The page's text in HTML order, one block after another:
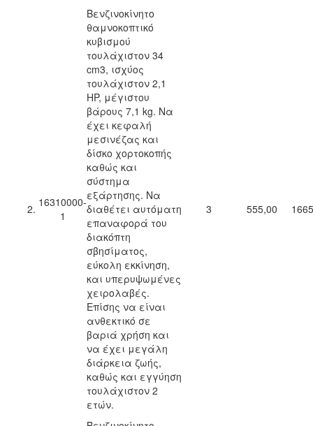
2. 16310000-
1
Βενζινοκίνητο
θαμνοκοπτικό
κυβισμού
τουλάχιστον 34
cm3, ισχύος
τουλάχιστον 2,1
HP, μέγιστου
βάρους 7,1 kg. Να
έχει κεφαλή
μεσινέζας και
δίσκο χορτοκοπής
καθώς και
σύστημα
εξάρτησης. Να
διαθέτει αυτόματη
επαναφορά του
διακόπτη
σβησίματος,
εύκολη εκκίνηση,
και υπερυψωμένες
χειρολαβές.
Επίσης να είναι
ανθεκτικό σε
βαριά χρήση και
να έχει μεγάλη
διάρκεια ζωής,
καθώς και εγγύηση
τουλάχιστον 2
ετών.
3 555,00